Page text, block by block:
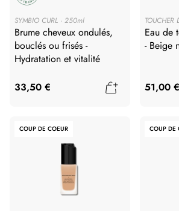
SYMBIO CURL 250ml
Brume cheveux ondulés,
bouclés ou frisés -
Hydratation et vitalité
33,50 € Ajouter au
TOUCHER
Eau de
- Beige
51,00 €
COUP DE COEUR COUP DE